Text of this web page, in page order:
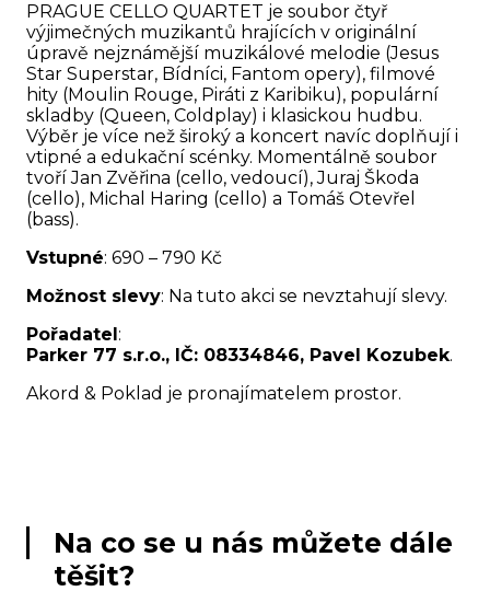
PRAGUE CELLO QUARTET je soubor čtyř
výjimečných muzikantů hrajících v originální
úpravě nejznámější muzikálové melodie (Jesus
Star Superstar, Bídníci, Fantom opery), filmové
hity (Moulin Rouge, Piráti z Karibiku), populární
skladby (Queen, Coldplay) i klasickou hudbu.
Výběr je více než široký a koncert navíc doplňují i
vtipné a edukační scénky. Momentálně soubor
tvoří Jan Zvěřina (cello, vedoucí), Juraj Škoda
(cello), Michal Haring (cello) a Tomáš Otevřel
(bass).
Vstupné: 690 – 790 Kč
Možnost slevy: Na tuto akci se nevztahují slevy.
Pořadatel:
Parker 77 s.r.o., IČ: 08334846, Pavel Kozubek.
Akord & Poklad je pronajímatelem prostor.
Na co se u nás můžete dále
těšit?